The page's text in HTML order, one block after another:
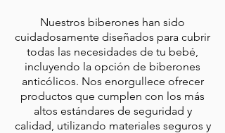
Nuestros biberones han sido
cuidadosamente diseñados para cubrir
todas las necesidades de tu bebé,
incluyendo la opción de biberones
anticólicos. Nos enorgullece ofrecer
productos que cumplen con los más
altos estándares de seguridad y
calidad, utilizando materiales seguros y